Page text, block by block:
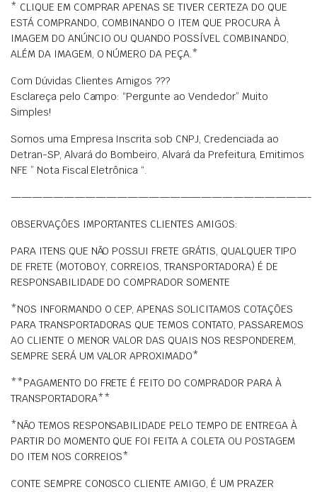
* CLIQUE EM COMPRAR APENAS SE TIVER CERTEZA DO QUE
ESTÁ COMPRANDO, COMBINANDO O ITEM QUE PROCURA À
IMAGEM DO ANÚNCIO OU QUANDO POSSÍVEL COMBINANDO,
ALÉM DA IMAGEM, O NÚMERO DA PEÇA.*
Com Dúvidas Clientes Amigos ???
Esclareça pelo Campo: “Pergunte ao Vendedor” Muito
Simples!
Somos uma Empresa Inscrita sob CNPJ, Credenciada ao
Detran-SP, Alvará do Bombeiro, Alvará da Prefeitura, Emitimos
NFE ” Nota Fiscal Eletrônica “.
————————————————————————————-
OBSERVAÇÕES IMPORTANTES CLIENTES AMIGOS:
PARA ITENS QUE NÃO POSSUI FRETE GRÁTIS, QUALQUER TIPO
DE FRETE (MOTOBOY, CORREIOS, TRANSPORTADORA) É DE
RESPONSABILIDADE DO COMPRADOR SOMENTE
*NOS INFORMANDO O CEP, APENAS SOLICITAMOS COTAÇÕES
PARA TRANSPORTADORAS QUE TEMOS CONTATO, PASSAREMOS
AO CLIENTE O MENOR VALOR DAS QUAIS NOS RESPONDEREM,
SEMPRE SERÁ UM VALOR APROXIMADO*
**PAGAMENTO DO FRETE É FEITO DO COMPRADOR PARA À
TRANSPORTADORA**
*NÃO TEMOS RESPONSABILIDADE PELO TEMPO DE ENTREGA À
PARTIR DO MOMENTO QUE FOI FEITA A COLETA OU POSTAGEM
DO ITEM NOS CORREIOS*
CONTE SEMPRE CONOSCO CLIENTE AMIGO, É UM PRAZER